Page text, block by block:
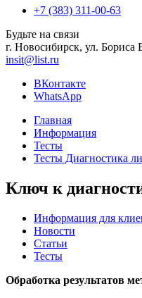
+7 (383) 311-00-63
Будьте на связи
г. Новосибирск, ул. Бориса
insit@list.ru
ВКонтакте
WhatsApp
Главная
Информация
Тесты
Тесты Диагностика
Ключ к
Информация для
Новости
Статьи
Тесты
Обработка результатов